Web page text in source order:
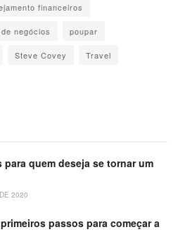
financeiros
negócios poupar
Steve Covey Travel
para quem deseja se tornar um
2020
passos para começar a